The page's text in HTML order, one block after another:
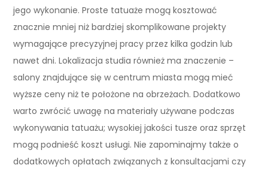
jego wykonanie. Proste tatuaże mogą kosztować
znacznie mniej niż bardziej skomplikowane projekty
wymagające precyzyjnej pracy przez kilka godzin lub
nawet dni. Lokalizacja studia również ma znaczenie –
salony znajdujące się w centrum miasta mogą mieć
wyższe ceny niż te położone na obrzeżach. Dodatkowo
warto zwrócić uwagę na materiały używane podczas
wykonywania tatuażu; wysokiej jakości tusze oraz sprzęt
mogą podnieść koszt usługi. Nie zapominajmy także o
dodatkowych opłatach związanych z konsultacjami czy